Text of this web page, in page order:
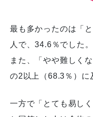
最も多かったのは「
人で、34.6％でした。
また、「やや難しく
の2以上（68.3％）に
一方で「とても易し